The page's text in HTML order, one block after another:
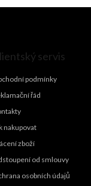
servis
podmínky
řád
nakupovat
zboží
od smlouvy
osobních údajů